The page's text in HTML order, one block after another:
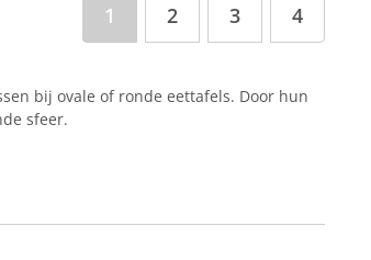
1 2 3 4
bij ovale of ronde eettafels. Door hun
sfeer.